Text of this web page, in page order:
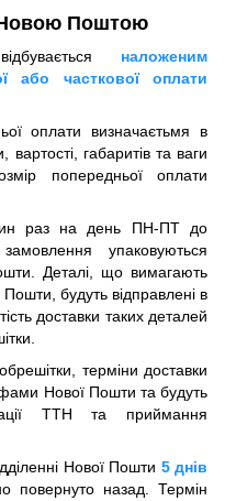
Новою Поштою
наложеним
або часткової оплати
оплати визначаєтьмя в
вартості, габаритів та ваги
попередньої оплати
раз на день ПН-ПТ до
упаковуються
Деталі, що вимагають
будуть відправлені в
доставки таких деталей
терміни доставки
Нової Пошти та будуть
ТТН та приймання
Нової Пошти 5 днів
повернуто назад. Термін